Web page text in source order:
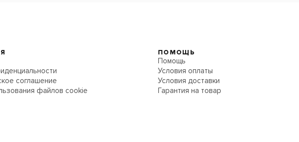
соглашение
файлов cookie
ПОМОЩЬ
Помощь
Условия оплаты
Условия доставки
Гарантия на товар